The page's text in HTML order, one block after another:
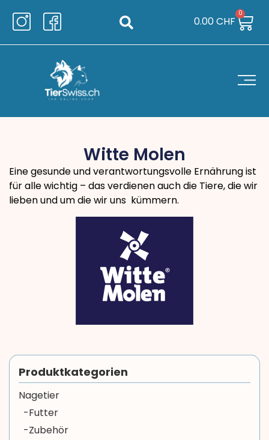
0.00CHF
0
Witte Molen
Eine gesunde und verantwortungsvolle Ernährung ist
für alle wichtig – das verdienen auch die Tiere, die wir
lieben und um die wir uns kümmern.
Produktkategorien
Nagetier
-Futter
-Zubehör